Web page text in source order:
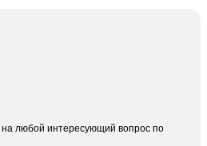
любой интересующий вопрос по